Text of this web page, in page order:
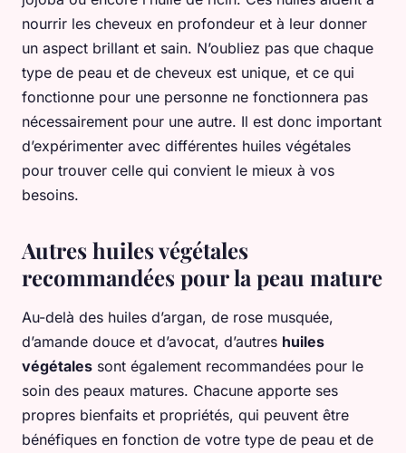
nourrir les cheveux en profondeur et à leur donner
un aspect brillant et sain. N’oubliez pas que chaque
type de peau et de cheveux est unique, et ce qui
fonctionne pour une personne ne fonctionnera pas
nécessairement pour une autre. Il est donc important
d’expérimenter avec différentes huiles végétales
pour trouver celle qui convient le mieux à vos
besoins.
Autres huiles végétales
recommandées pour la peau mature
Au-delà des huiles d’argan, de rose musquée,
d’amande douce et d’avocat, d’autres huiles
végétales sont également recommandées pour le
soin des peaux matures. Chacune apporte ses
propres bienfaits et propriétés, qui peuvent être
bénéfiques en fonction de votre type de peau et de